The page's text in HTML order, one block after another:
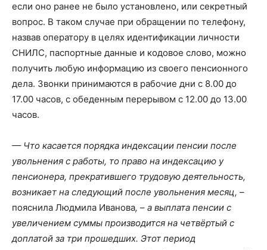
если оно ранее не было установлено, или секретный
вопрос. В таком случае при обращении по телефону,
назвав оператору в целях идентификации личности
СНИЛС, паспортные данные и кодовое слово, можно
получить любую информацию из своего пенсионного
дела. Звонки принимаются в рабочие дни с 8.00 до
17.00 часов, с обеденным перерывом с 12.00 до 13.00
часов.
— Что касается порядка индексации пенсии после
увольнения с работы, то право на индексацию у
пенсионера, прекратившего трудовую деятельность,
возникает на следующий после увольнения месяц, –
пояснила Людмила Иванова, – а выплата пенсии с
увеличением суммы производится на четвёртый с
доплатой за три прошедших. Этот период